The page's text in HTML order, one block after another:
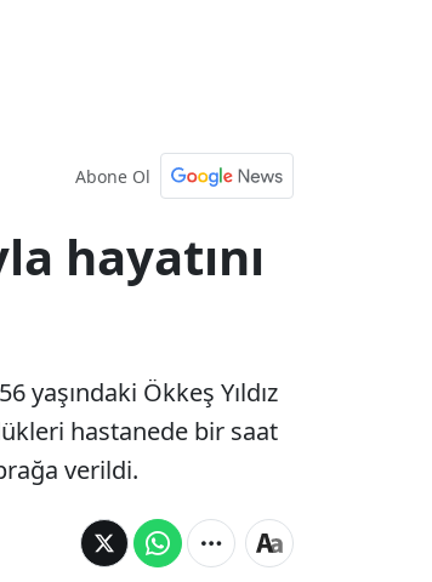
Abone Ol
hayatını
Ökkeş Yıldız
hastanede bir saat
verildi.